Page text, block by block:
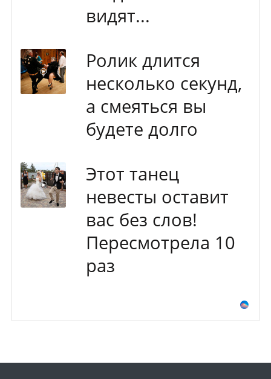
видят...
Ролик длится
несколько секунд,
а смеяться вы
будете долго
Этот танец
невесты оставит
вас без слов!
Пересмотрела 10
раз